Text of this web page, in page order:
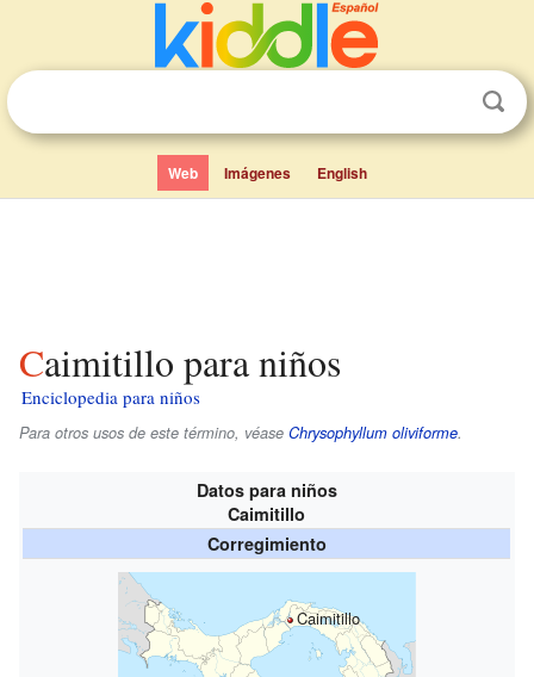
Web Imágenes English
Caimitillo para niños
Enciclopedia para niños
Para otros usos de este término, véase Chrysophyllum oliviforme.
Datos para niños
Caimitillo
Corregimiento
Caimitillo